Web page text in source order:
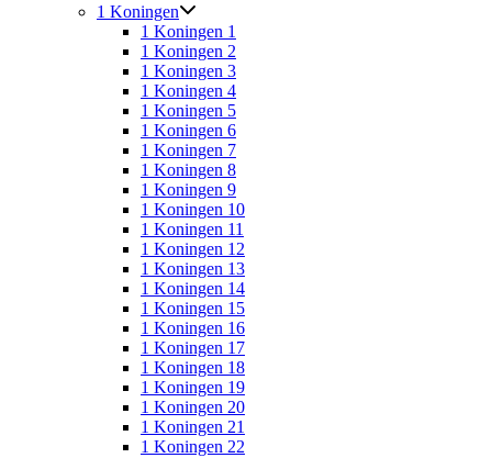
1 Koningen
1 Koningen 1
1 Koningen 2
1 Koningen 3
1 Koningen 4
1 Koningen 5
1 Koningen 6
1 Koningen 7
1 Koningen 8
1 Koningen 9
1 Koningen 10
1 Koningen 11
1 Koningen 12
1 Koningen 13
1 Koningen 14
1 Koningen 15
1 Koningen 16
1 Koningen 17
1 Koningen 18
1 Koningen 19
1 Koningen 20
1 Koningen 21
1 Koningen 22